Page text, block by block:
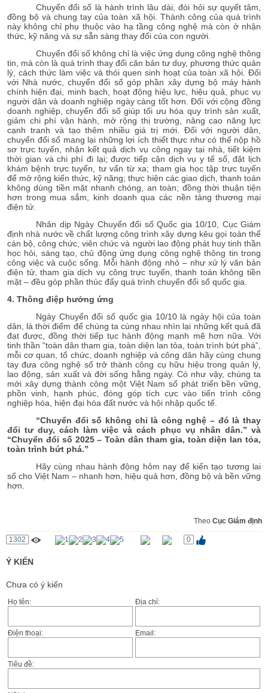
Chuyển đổi số là hành trình lâu dài, đòi hỏi sự quyết tâm,
đồng bộ và chung tay của toàn xã hội. Thành công của quá trình
này không chỉ phụ thuộc vào hạ tầng công nghệ mà còn ở nhận
thức, kỹ năng và sự sẵn sàng thay đổi của con người.
Chuyển đổi số không chỉ là việc ứng dụng công nghệ thông
tin, mà còn là quá trình thay đổi căn bản tư duy, phương thức quản
lý, cách thức làm việc và thói quen sinh hoạt của toàn xã hội. Đối
với Nhà nước, chuyển đổi số góp phần xây dựng bộ máy hành
chính hiện đại, minh bạch, hoạt động hiệu lực, hiệu quả, phục vụ
người dân và doanh nghiệp ngày càng tốt hơn. Đối với cộng đồng
doanh nghiệp, chuyển đổi số giúp tối ưu hóa quy trình sản xuất,
giảm chi phí vận hành, mở rộng thị trường, nâng cao năng lực
cạnh tranh và tạo thêm nhiều giá trị mới. Đối với người dân,
chuyển đổi số mang lại những lợi ích thiết thực như có thể nộp hồ
sơ trực tuyến, nhận kết quả dịch vụ công ngay tại nhà, tiết kiệm
thời gian và chi phí đi lại; được tiếp cận dịch vụ y tế số, đặt lịch
khám bệnh trực tuyến, tư vấn từ xa; tham gia học tập trực tuyến
để mở rộng kiến thức, kỹ năng; thực hiện các giao dịch, thanh toán
không dùng tiền mặt nhanh chóng, an toàn; đồng thời thuận tiện
hơn trong mua sắm, kinh doanh qua các nền tảng thương mại
điện tử.
Nhân dịp Ngày Chuyển đổi số Quốc gia 10/10, Cục Giám
định nhà nước về chất lượng công trình xây dựng kêu gọi toàn thể
cán bộ, công chức, viên chức và người lao động phát huy tinh thần
học hỏi, sáng tạo, chủ động ứng dụng công nghệ thông tin trong
công việc và cuộc sống. Mỗi hành động nhỏ – như xử lý văn bản
điện tử, tham gia dịch vụ công trực tuyến, thanh toán không tiền
mặt – đều góp phần thúc đẩy quá trình chuyển đổi số quốc gia.
4. Thông điệp hưởng ứng
Ngày Chuyển đổi số quốc gia 10/10 là ngày hội của toàn
dân, là thời điểm để chúng ta cùng nhau nhìn lại những kết quả đã
đạt được, đồng thời tiếp tục hành động mạnh mẽ hơn nữa. Với
tinh thần “toàn dân tham gia, toàn diện lan tỏa, toàn trình bứt phá”,
mỗi cơ quan, tổ chức, doanh nghiệp và công dân hãy cùng chung
tay đưa công nghệ số trở thành công cụ hữu hiệu trong quản lý,
lao động, sản xuất và đời sống hằng ngày. Có như vậy, chúng ta
mới xây dựng thành công một Việt Nam số phát triển bền vững,
phồn vinh, hạnh phúc, đóng góp tích cực vào tiến trình công
nghiệp hóa, hiện đại hóa đất nước và hội nhập quốc tế.
“Chuyển đổi số không chỉ là công nghệ – đó là thay
đổi tư duy, cách làm việc và cách phục vụ nhân dân.” và
“Chuyển đổi số 2025 – Toàn dân tham gia, toàn diện lan tỏa,
toàn trình bứt phá.”
Hãy cùng nhau hành động hôm nay để kiến tạo tương lai
số cho Việt Nam – nhanh hơn, hiệu quả hơn, đồng bộ và bền vững
hơn.
Theo Cục Giám định
1302 0
Ý KIẾN
Chưa có ý kiến
Họ tên: Địa chỉ:
Điện thoại: Email:
Tiêu đề: